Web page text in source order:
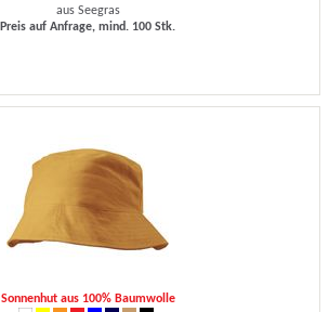
aus Seegras
Preis auf Anfrage, mind. 100 Stk.
Sonnenhut aus 100% Baumwolle